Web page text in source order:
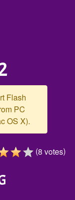
Flash
PC
OS X).
(8 votes)